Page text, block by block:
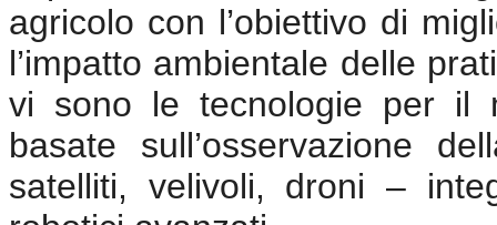
agricolo con l’obiettivo di
l’impatto ambientale delle
vi sono le tecnologie per il
basate sull’osservazione
satelliti, velivoli, droni –